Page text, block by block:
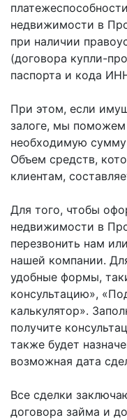
недвижимости в
при наличии
(договора купли-
паспорта и кода
При этом, если
залоге, мы поможем
необходимую
Объем средств,
клиентам,
Для того, чтобы
недвижимости в
перезвонить нам
нашей компании.
удобные формы,
консультацию»,
калькулятор».
получите
также будет
возможная дата
Все сделки
договора займа и